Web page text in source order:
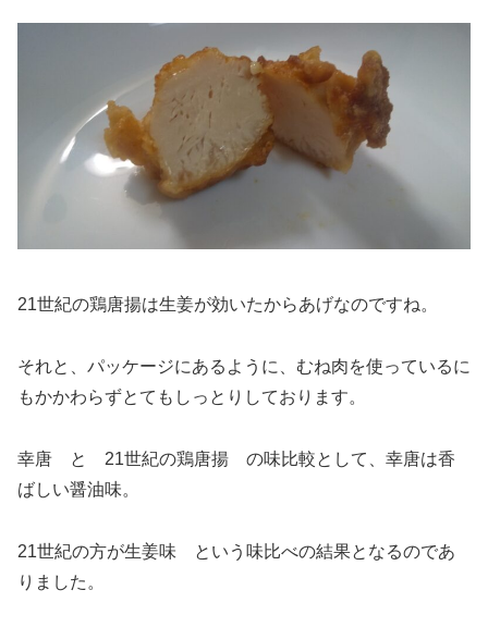
21世紀の鶏唐揚は生姜が効いたからあげなのですね。
それと、パッケージにあるように、むね肉を使っているに
もかかわらずとてもしっとりしております。
幸唐 と 21世紀の鶏唐揚 の味比較として、幸唐は香
ばしい醤油味。
21世紀の方が生姜味 という味比べの結果となるのであ
りました。